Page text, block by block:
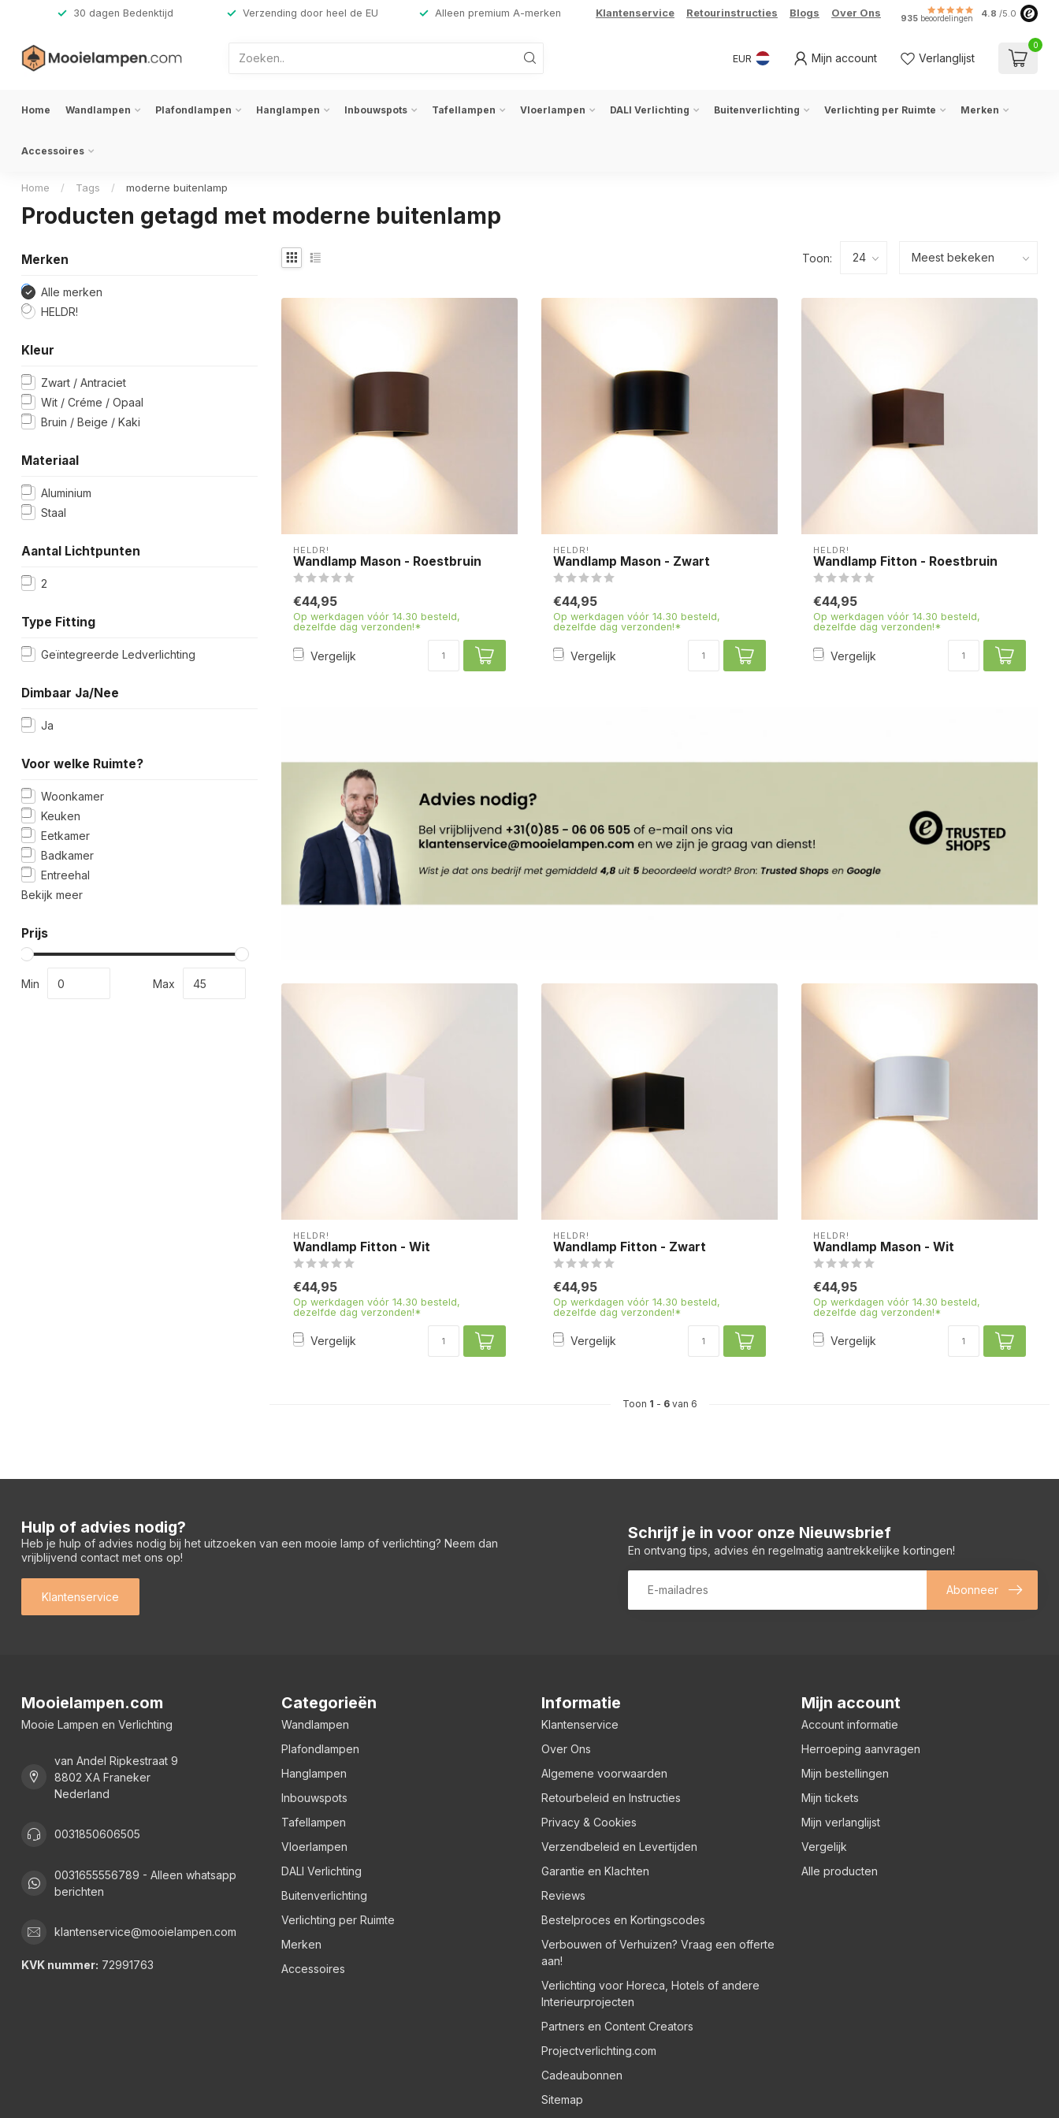
30 dagen Bedenktijd Verzending door heel de EU Alleen premium A-merken Klantenservice Retourinstructies Blogs Over Ons 935 beoordelingen 4.8 /5.0
EUR Mijn account Verlanglijst
0
Home Wandlampen Plafondlampen Hanglampen Inbouwspots Tafellampen Vloerlampen DALI Verlichting Buitenverlichting Verlichting per Ruimte Merken
Accessoires
Home / Tags / moderne buitenlamp
Producten getagd met moderne buitenlamp
Merken
Alle merken
HELDR!
Kleur
Zwart / Antraciet
Wit / Créme / Opaal
Bruin / Beige / Kaki
Materiaal
Aluminium
Staal
Aantal Lichtpunten
2
Type Fitting
Geïntegreerde Ledverlichting
Dimbaar Ja/Nee
Ja
Voor welke Ruimte?
Woonkamer
Keuken
Eetkamer
Badkamer
Entreehal
Bekijk meer
Prijs
Min Max
Toon:
HELDR!
Wandlamp Mason - Roestbruin
€44,95
Op werkdagen vóór 14.30 besteld,
dezelfde dag verzonden!*
Vergelijk
HELDR!
Wandlamp Mason - Zwart
€44,95
Op werkdagen vóór 14.30 besteld,
dezelfde dag verzonden!*
Vergelijk
HELDR!
Wandlamp Fitton - Roestbruin
€44,95
Op werkdagen vóór 14.30 besteld,
dezelfde dag verzonden!*
Vergelijk
HELDR!
Wandlamp Fitton - Wit
€44,95
Op werkdagen vóór 14.30 besteld,
dezelfde dag verzonden!*
Vergelijk
HELDR!
Wandlamp Fitton - Zwart
€44,95
Op werkdagen vóór 14.30 besteld,
dezelfde dag verzonden!*
Vergelijk
HELDR!
Wandlamp Mason - Wit
€44,95
Op werkdagen vóór 14.30 besteld,
dezelfde dag verzonden!*
Vergelijk
Toon 1 - 6van 6
Hulp of advies nodig?
Heb je hulp of advies nodig bij het uitzoeken van een mooie lamp of verlichting? Neem dan
vrijblijvend contact met ons op!
Klantenservice
Schrijf je in voor onze Nieuwsbrief
En ontvang tips, advies én regelmatig aantrekkelijke kortingen!
Abonneer
Mooielampen.com
Mooie Lampen en Verlichting
van Andel Ripkestraat 9
8802 XA Franeker
Nederland
0031850606505
0031655556789 - Alleen whatsapp
berichten
klantenservice@mooielampen.com
KVK nummer: 72991763
Categorieën
Wandlampen
Plafondlampen
Hanglampen
Inbouwspots
Tafellampen
Vloerlampen
DALI Verlichting
Buitenverlichting
Verlichting per Ruimte
Merken
Accessoires
Informatie
Klantenservice
Over Ons
Algemene voorwaarden
Retourbeleid en Instructies
Privacy & Cookies
Verzendbeleid en Levertijden
Garantie en Klachten
Reviews
Bestelproces en Kortingscodes
Verbouwen of Verhuizen? Vraag een offerte
aan!
Verlichting voor Horeca, Hotels of andere
Interieurprojecten
Partners en Content Creators
Projectverlichting.com
Cadeaubonnen
Sitemap
Mijn account
Account informatie
Herroeping aanvragen
Mijn bestellingen
Mijn tickets
Mijn verlanglijst
Vergelijk
Alle producten